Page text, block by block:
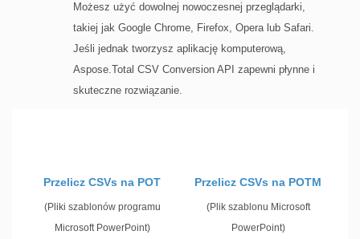
Możesz użyć dowolnej nowoczesnej przeglądarki,
takiej jak Google Chrome, Firefox, Opera lub Safari.
Jeśli jednak tworzysz aplikację komputerową,
Aspose.Total CSV Conversion API zapewni płynne i
skuteczne rozwiązanie.
Przelicz CSVs na POT
(Pliki szablonów programu
Microsoft PowerPoint)
Przelicz CSVs na POTM
(Plik szablonu Microsoft
PowerPoint)